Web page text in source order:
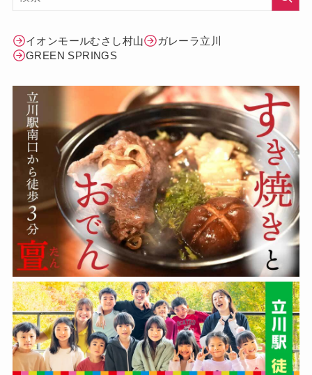
イオンモールむさし村山
ガレーラ立川
GREEN SPRINGS